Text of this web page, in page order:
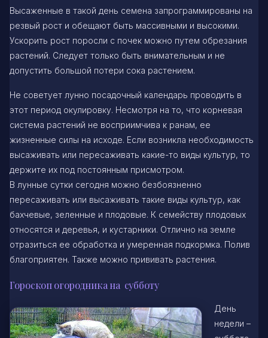
Высаженные в такой день семена запрограммированы на
резвый рост и обещают быть массивными и высокими.
Ускорить рост поросли с почек можно путем обрезания
растений. Следует только быть внимательным и не
допустить большой потери сока растением.
Не советует лунно посадочный календарь проводить в
этот период окулировку. Несмотря на то, что корневая
система растений не восприимчива к ранам, ее
жизненные силы на исходе. Если возникла необходимость
высаживать или пересаживать какие-то виды культур, то
держите их под постоянным присмотром.
В лунные сутки сегодня можно безбоязненно
пересаживать или высаживать такие виды культур, как
бахчевые, зеленные и плодовые. К семейству плодовых
относятся и деревья, и кустарники. Отлично на земле
отразиться ее обработка и умеренная подкормка. Полив
благоприятен. Также можно прививать растения.
Гороскоп огородника на субботу
День
недели –